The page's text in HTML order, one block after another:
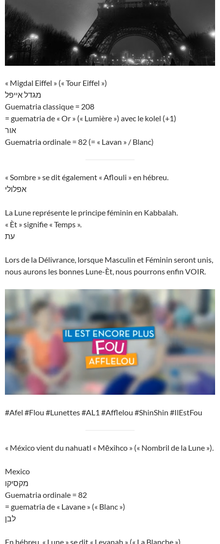
« Migdal Eiffel » (« Tour Eiffel »)
מגדל אייפל
Guematria classique = 208
= guematria de « Or » (« Lumière ») avec le kolel (+1)
אור
Guematria ordinale = 82 (= « Lavan » / Blanc)
« Sombre » se dit également « Aflouli » en hébreu.
אפלולי
La Lune représente le principe féminin en Kabbalah.
« Èt » signifie « Temps ».
עת
Lors de la Délivrance, lorsque Masculin et Féminin seront unis,
nous aurons les bonnes Lune-Èt, nous pourrons enfin VOIR.
#Afel #Flou #Lunettes #AL1 #Afflelou #ShinShin #IlEstFou
« México vient du nahuatl « Mēxihco » (« Nombril de la Lune »).
Mexico
מקסיקו
Guematria ordinale = 82
= guematria de « Lavane » (« Blanc »)
לבן
En hébreu, « Lune » se dit « Levanah » (« La Blanche »).